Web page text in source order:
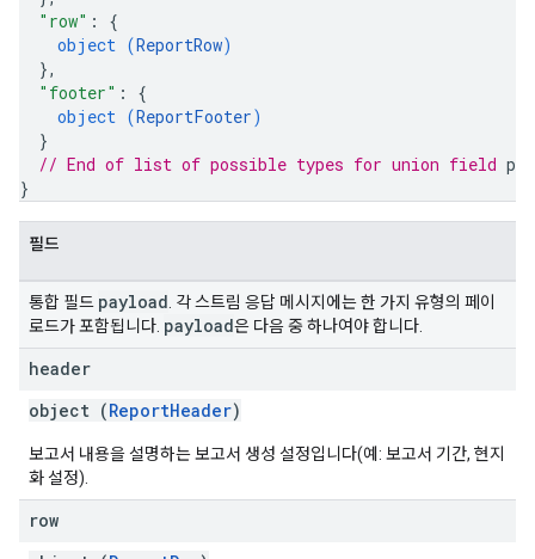
"row" : {
object (ReportRow)
},
"footer" : {
object (ReportFooter)
}
// End of list of possible types for union field
}
필드
통합 필드 payload . 각 스트림 응답 메시지에는 한 가지 유형의 페이
로드가 포함됩니다. payload은 다음 중 하나여야 합니다.
header
object (ReportHeader)
보고서 내용을 설명하는 보고서 생성 설정입니다(예: 보고서 기간, 현지
화 설정).
row